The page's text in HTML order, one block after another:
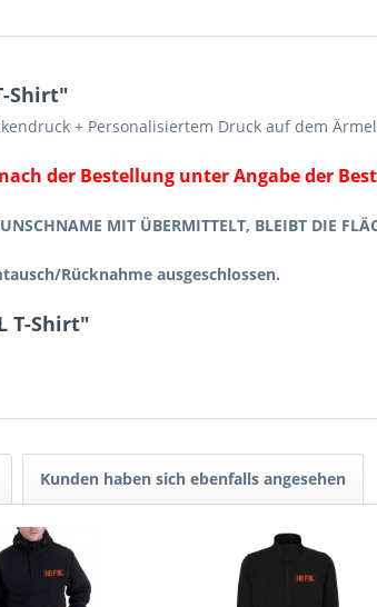
Shirt"
+ Personalisiertem Druck auf dem
der Bestellung unter Angabe der
MIT ÜBERMITTELT, BLEIBT DIE
Rücknahme ausgeschlossen.
T-Shirt"
Kunden haben sich ebenfalls angesehen